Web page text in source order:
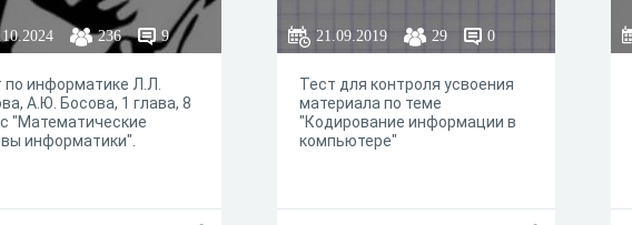
236 9
по информатике Л.Л.
А.Ю. Босова, 1 глава, 8
"Математические
информатики".
21.09.2019 29 0
Тест для контроля усвоения
материала по теме
"Кодирование информации в
компьютере"